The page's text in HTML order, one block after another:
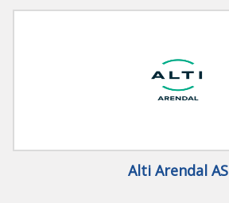
Alti Arendal AS